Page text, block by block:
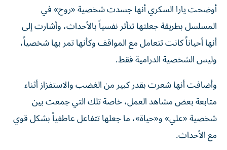
أوضحت يارا السكري أنها جسدت شخصية «روح» في
المسلسل بطريقة جعلتها تتأثر نفسياً بالأحداث، وأشارت إلى
أنها أحياناً كانت تتعامل مع المواقف وكأنها تمر بها شخصياً،
وليس الشخصية الدرامية فقط.
وأضافت أنها شعرت بقدر كبير من الغضب والاستفزاز أثناء
متابعة بعض مشاهد العمل، خاصة تلك التي جمعت بين
شخصية «علي» و«حياة»، ما جعلها تتفاعل عاطفياً بشكل قوي
مع الأحداث.